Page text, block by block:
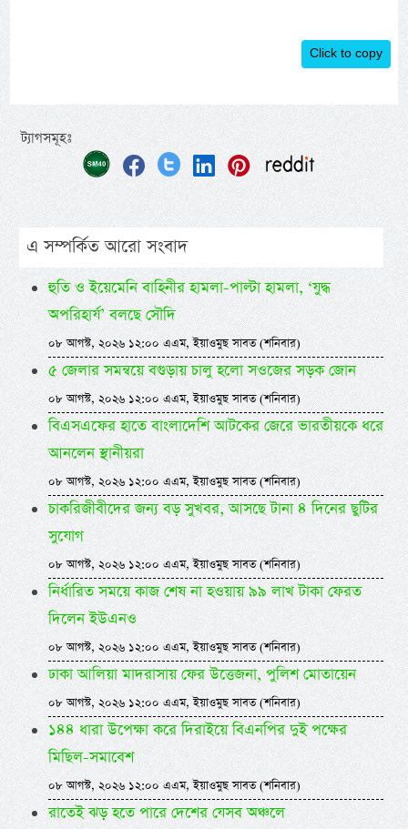
Click to copy
ট্যাগসমূহঃ
এ সম্পর্কিত আরো সংবাদ
হুতি ও ইয়েমেনি বাহিনীর হামলা-পাল্টা হামলা, ‘যুদ্ধ
অপরিহার্য’ বলছে সৌদি
০৮ আগস্ট, ২০২৬ ১২:০০ এএম, ইয়াওমুছ সাবত (শনিবার)
৫ জেলার সমন্বয়ে বগুড়ায় চালু হলো সওজের সড়ক জোন
০৮ আগস্ট, ২০২৬ ১২:০০ এএম, ইয়াওমুছ সাবত (শনিবার)
বিএসএফের হাতে বাংলাদেশি আটকের জেরে ভারতীয়কে ধরে
আনলেন স্থানীয়রা
০৮ আগস্ট, ২০২৬ ১২:০০ এএম, ইয়াওমুছ সাবত (শনিবার)
চাকরিজীবীদের জন্য বড় সুখবর, আসছে টানা ৪ দিনের ছুটির
সুযোগ
০৮ আগস্ট, ২০২৬ ১২:০০ এএম, ইয়াওমুছ সাবত (শনিবার)
নির্ধারিত সময়ে কাজ শেষ না হওয়ায় ৯৯ লাখ টাকা ফেরত
দিলেন ইউএনও
০৮ আগস্ট, ২০২৬ ১২:০০ এএম, ইয়াওমুছ সাবত (শনিবার)
ঢাকা আলিয়া মাদরাসায় ফের উত্তেজনা, পুলিশ মোতায়েন
০৮ আগস্ট, ২০২৬ ১২:০০ এএম, ইয়াওমুছ সাবত (শনিবার)
১৪৪ ধারা উপেক্ষা করে দিরাইয়ে বিএনপির দুই পক্ষের
মিছিল-সমাবেশ
০৮ আগস্ট, ২০২৬ ১২:০০ এএম, ইয়াওমুছ সাবত (শনিবার)
রাতেই ঝড় হতে পারে দেশের যেসব অঞ্চলে